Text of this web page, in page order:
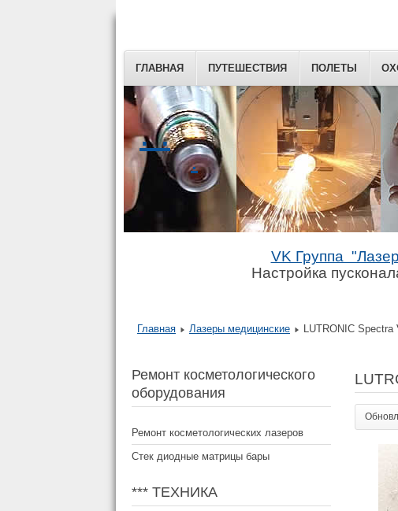
. .
.
ГЛАВНАЯ ПУТЕШЕСТВИЯ ПОЛЕТЫ
VK Группа
Настройка
Главная Лазеры медицинские LUTRONIC Spectra
Ремонт косметологического
оборудования
Ремонт косметологических лазеров
Стек диодные матрицы бары
*** ТЕХНИКА